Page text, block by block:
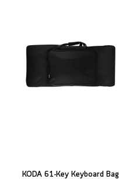
KODA 61-Key Keyboard Bag